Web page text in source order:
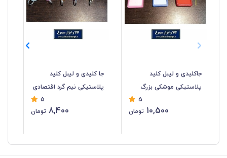
جاکلیدی و لیبل کلید
پلاستیکی موشکی بزرگ
5
10,500 تومان
جا کلیدی و لیبل کلید
پلاستیکی نیم گرد اقتصادی
5
8,400 تومان